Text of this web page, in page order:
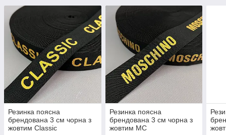
Резинка поясна
брендована 3 см чорна з
жовтим Classic
Резинка поясна
брендована 3 см чорна з
жовтим MC